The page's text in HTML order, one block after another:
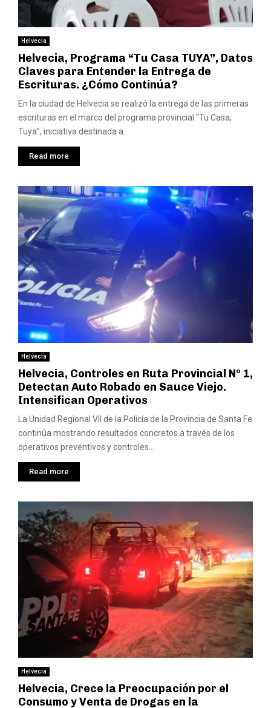
Helvecia
Helvecia, Programa “Tu Casa TUYA”, Datos
Claves para Entender la Entrega de
Escrituras. ¿Cómo Continúa?
En la ciudad de Helvecia se realizó la entrega de las primeras
escrituras en el marco del programa provincial “Tu Casa,
Tuya”, iniciativa destinada a...
Read more
Helvecia
Helvecia, Controles en Ruta Provincial Nº 1,
Detectan Auto Robado en Sauce Viejo.
Intensifican Operativos
La Unidad Regional VII de la Policía de la Provincia de Santa Fe
continúa mostrando resultados concretos a través de los
operativos preventivos y controles...
Read more
Helvecia
Helvecia, Crece la Preocupación por el
Consumo y Venta de Drogas en la